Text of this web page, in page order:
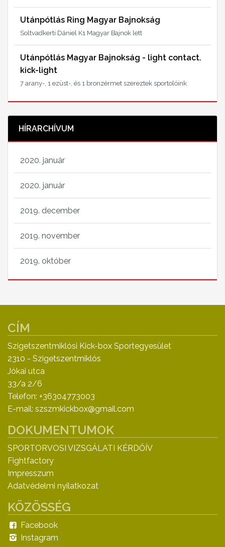
Utánpótlás Ring Magyar Bajnokság
Soltvadkerti Dániel K1 Magyar Bajnok lett
Utánpótlás Magyar Bajnokság - light contact.
kick-light
7 arany-, 1 ezüst-, és 1 bronzérmet szereztek sportolóink
HÍRARCHÍVUM
2020. január
2020. január
2019. december
2019. november
2019. október
CÍM
Szigetszentmiklósi Kick-box Sportegyesület
2310 - Szigetszentmiklós
Jókai utca
33/a 2/6
Telefon: +36304773003
E-mail: szszmkickbox@gmail.com
DOKUMENTUMOK
SPORTORVOSI VIZSGÁLATI KÉRDŐÍV
Fightfactory
Impresszum
Adatvédelmi nyilatkozat
KÖZÖSSÉG
Facebook
Instagram